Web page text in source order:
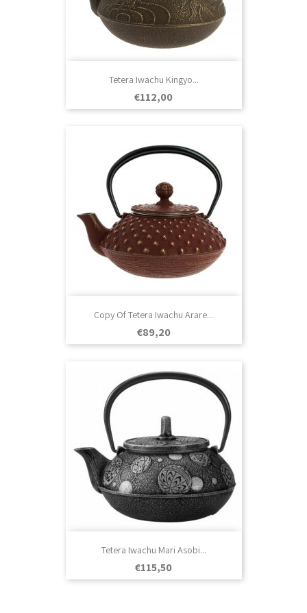
Tetera Iwachu Kingyo...
Prezo
€112,00
Copy Of Tetera Iwachu Arare...
Prezo
€89,20
Tetera Iwachu Mari Asobi...
Prezo
€115,50